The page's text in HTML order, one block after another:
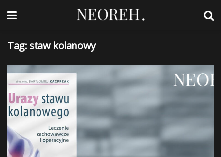
Tag: staw kolanowy